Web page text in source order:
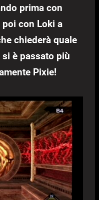
prima con
poi con Loki a
chiederà quale
è passato più
Pixie!